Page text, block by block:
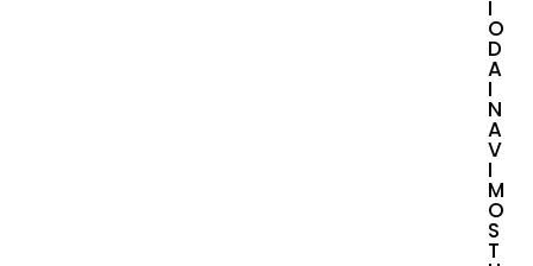
I
O
D
A
I
N
A
V
I
M
O
S
T